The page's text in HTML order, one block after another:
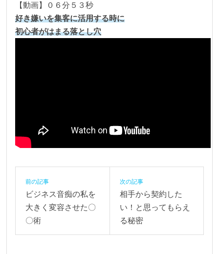
【動画】０６分５３秒
好き嫌いを集客に活用する時に
初心者がはまる落とし穴
前の記事
ビジネス音痴の私を
大きく変容させた〇
〇術
次の記事
相手から契約した
い！と思ってもらえ
る秘密